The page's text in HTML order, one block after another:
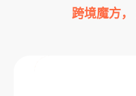
跨境魔方，